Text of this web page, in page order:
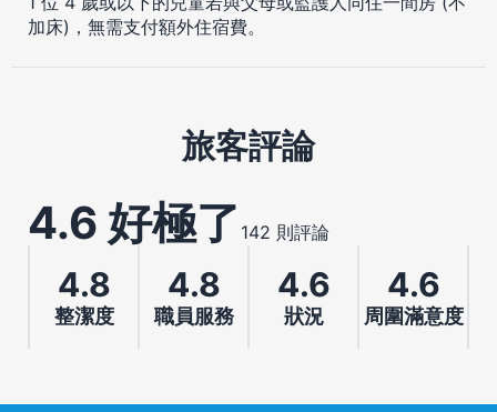
加床)，無需支付額外住宿費。
旅客評論
4.6 好極了 142 則評論
4.8
整潔度
4.8
職員服務
4.6
狀況
4.6
周圍滿意度